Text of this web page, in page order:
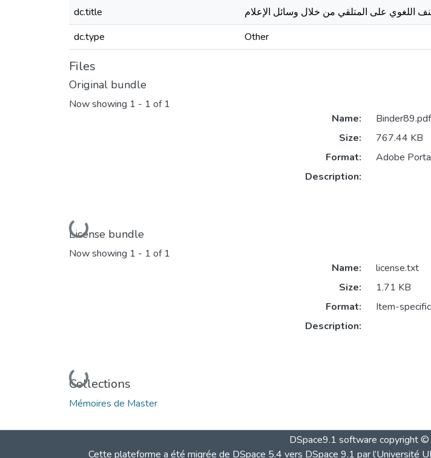
dc.title
اللغوي على المتلقي من خلال وسائل الإعلام
dc.type
Other
Files
Original bundle
Now showing 1 - 1 of 1
Loading...
Name:
Binder89.pdf
Size:
767.44 KB
Format:
Adobe
Description:
License bundle
Now showing 1 - 1 of 1
Loading...
Name:
license.txt
Size:
1.71 KB
Format:
Item-
Description:
Collections
Mémoires de Master
DSpace9.1 software copyright
Cette plateforme a été migrée de DSpace 5.4 vers DSpace 9.1 par l’Université